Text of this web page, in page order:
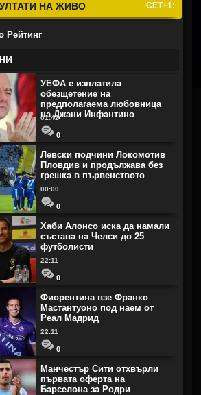
НА ЖИВО СЕТ+1:
Рейтинг
УЕФА е изплатила
обезщетение на
предполагаема любовница
на Джани Инфантино
01:42
0
Левски подчини Локомотив
Пловдив и продължава без
грешка в първенството
00:00
0
Хаби Алонсо иска да намали
състава на Челси до 25
футболисти
22:11
0
Фиорентина взе Франко
Мастантуоно под наем от
Реал Мадрид
22:11
0
Манчестър Сити отхвърли
първата оферта на
Барселона за Родри